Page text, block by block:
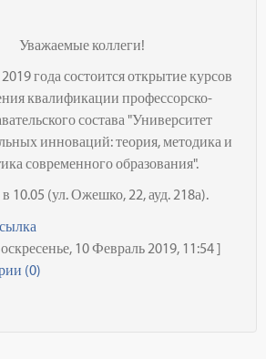
Уважаемые коллеги!
года состоится открытие курсов
квалификации профессорско-
состава "Университет
инноваций: теория, методика и
современного образования".
10.05 (ул. Ожешко, 22, ауд. 218а).
10 Февраль 2019, 11:54 ]
(0)